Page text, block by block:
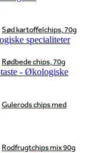
Sød kartoffelchips, 70g
Rødbede chips, 70g
Gulerods chips med
Rodfrugtchips mix 90g